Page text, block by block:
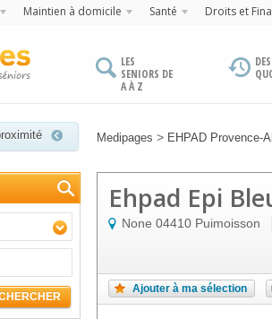
Maintien à domicile Santé Droits et
LES
SENIORS DE
A À Z
Medipages > EHPAD Provence-
Ehpad Epi
None 04410 Puimoisson
Ajouter à ma sélection